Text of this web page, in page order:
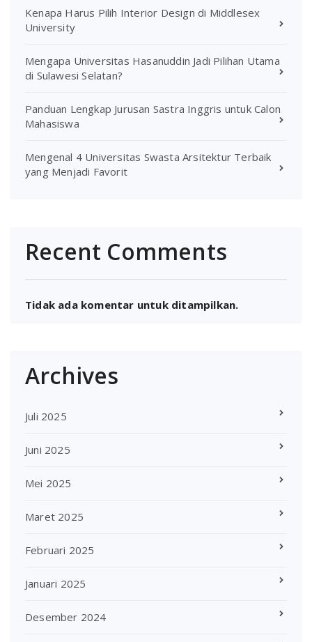
Kenapa Harus Pilih Interior Design di Middlesex
University
Mengapa Universitas Hasanuddin Jadi Pilihan Utama
di Sulawesi Selatan?
Panduan Lengkap Jurusan Sastra Inggris untuk Calon
Mahasiswa
Mengenal 4 Universitas Swasta Arsitektur Terbaik
yang Menjadi Favorit
Recent Comments
Tidak ada komentar untuk ditampilkan.
Archives
Juli 2025
Juni 2025
Mei 2025
Maret 2025
Februari 2025
Januari 2025
Desember 2024